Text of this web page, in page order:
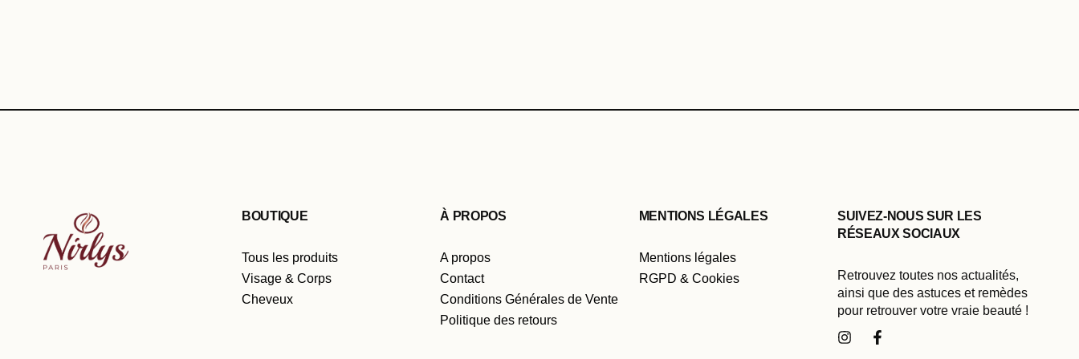
BOUTIQUE
Tous les produits
Visage & Corps
Cheveux
À PROPOS
A propos
Contact
Conditions Générales de Vente
Politique des retours
MENTIONS LÉGALES
Mentions légales
RGPD & Cookies
SUIVEZ-NOUS SUR LES
RÉSEAUX SOCIAUX
Retrouvez toutes nos actualités,
ainsi que des astuces et remèdes
pour retrouver votre vraie beauté !